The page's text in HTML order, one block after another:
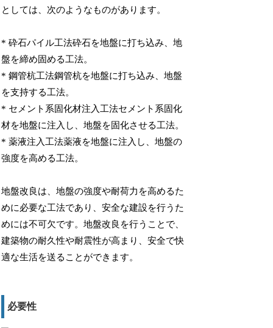
としては、次のようなものがあります。
* 砕石パイル工法砕石を地盤に打ち込み、地
盤を締め固める工法。
* 鋼管杭工法鋼管杭を地盤に打ち込み、地盤
を支持する工法。
* セメント系固化材注入工法セメント系固化
材を地盤に注入し、地盤を固化させる工法。
* 薬液注入工法薬液を地盤に注入し、地盤の
強度を高める工法。
地盤改良は、地盤の強度や耐荷力を高めるた
めに必要な工法であり、安全な建設を行うた
めには不可欠です。地盤改良を行うことで、
建築物の耐久性や耐震性が高まり、安全で快
適な生活を送ることができます。
必要性